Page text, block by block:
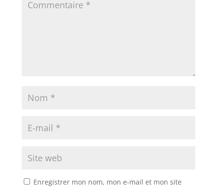
Enregistrer mon nom, mon e-mail et mon site